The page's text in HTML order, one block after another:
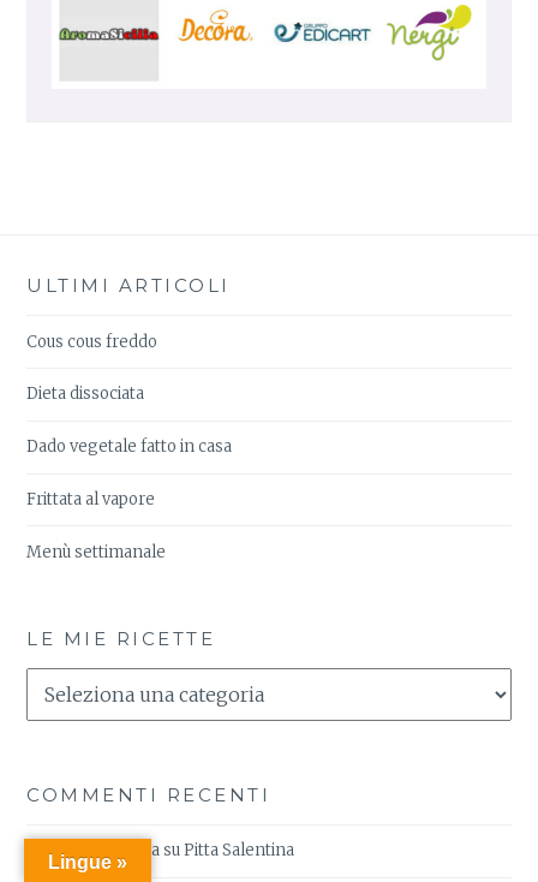
ULTIMI ARTICOLI
Cous cous freddo
Dieta dissociata
Dado vegetale fatto in casa
Frittata al vapore
Menù settimanale
LE MIE RICETTE
Mie
COMMENTI RECENTI
Maria AlessandrasuPitta Salentina
Lingue »